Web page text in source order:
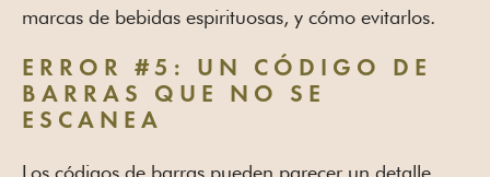
marcas de bebidas espirituosas, y cómo evitarlos.
ERROR #5: UN CÓDIGO DE
BARRAS QUE NO SE
ESCANEA
Los códigos de barras pueden parecer un detalle